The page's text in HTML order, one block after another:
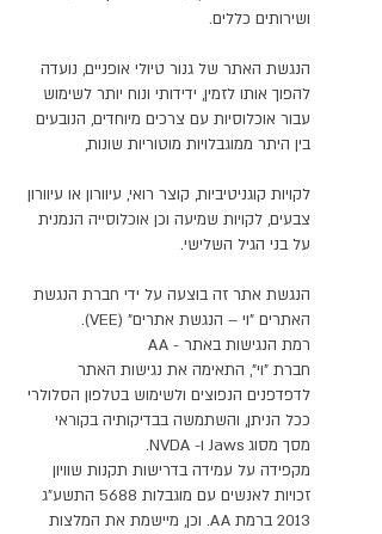
ושירותים כללים.
הנגשת האתר של גנור טיולי אופניים, נועדה
להפוך אותו לזמין, ידידותי ונוח יותר לשימוש
עבור אוכלוסיות עם צרכים מיוחדים, הנובעים
בין היתר ממוגבלויות מוטוריות שונות,
לקויות קוגניטיביות, קוצר רואי, עיוורון או עיוורון
צבעים, לקויות שמיעה וכן אוכלוסייה הנמנית
על בני הגיל השלישי.
הנגשת אתר זה בוצעה על ידי חברת הנגשת
האתרים "וי – הנגשת אתרים" (VEE).
רמת הנגישות באתר - AA
חברת "וי", התאימה את נגישות האתר
לדפדפנים הנפוצים ולשימוש בטלפון הסלולרי
ככל הניתן, והשתמשה בבדיקותיה בקוראי
מסך מסוג Jaws ו- NVDA.
מקפידה על עמידה בדרישות תקנות שוויון
זכויות לאנשים עם מוגבלות 5688 התשע"ג
2013 ברמת AA. וכן, מיישמת את המלצות